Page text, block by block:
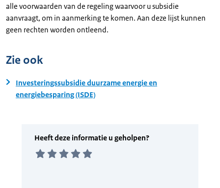
alle voorwaarden van de regeling waarvoor u subsidie
aanvraagt, om in aanmerking te komen. Aan deze lijst kunnen
geen rechten worden ontleend.
Zie ook
Investeringssubsidie duurzame energie en
energiebesparing (ISDE)